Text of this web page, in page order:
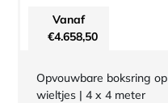
Vanaf
€4.658,50
Opvouwbare boksring op
wieltjes | 4 x 4 meter